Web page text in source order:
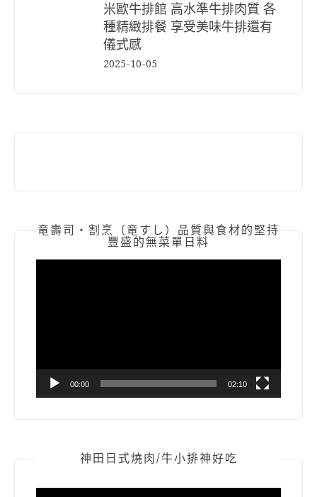
米歐牛排館 高水準牛排肉質 各
種精緻排餐 享受美味牛排還有
儀式感
2025-10-05
竜壽司‧割烹（竜すし）品質與食材的堅持
豐盛的無菜單日料
00:00 02:10
神田日式燒肉/牛小排神好吃